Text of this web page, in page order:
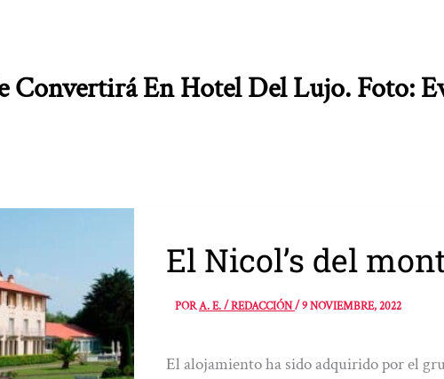
Convertirá En Hotel Del Lujo. Foto:
El Nicol’s del
PORA. E. / REDACCIÓN/9 NOVIEMBRE, 2022
El alojamiento ha sido adquirido por el